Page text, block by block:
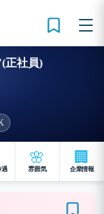
(正社員)
遇
🌸
雰囲気
🏢
企業情報